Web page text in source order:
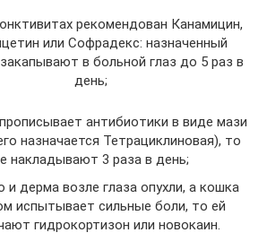
рекомендован Канамицин,
или Софрадекс: назначенный
в больной глаз до 5 раз в
день;
антибиотики в виде мази
назначается Тетрациклиновая), то
накладывают 3 раза в день;
и дерма возле глаза опухли, а кошка
испытывает сильные боли, то ей
гидрокортизон или новокаин.